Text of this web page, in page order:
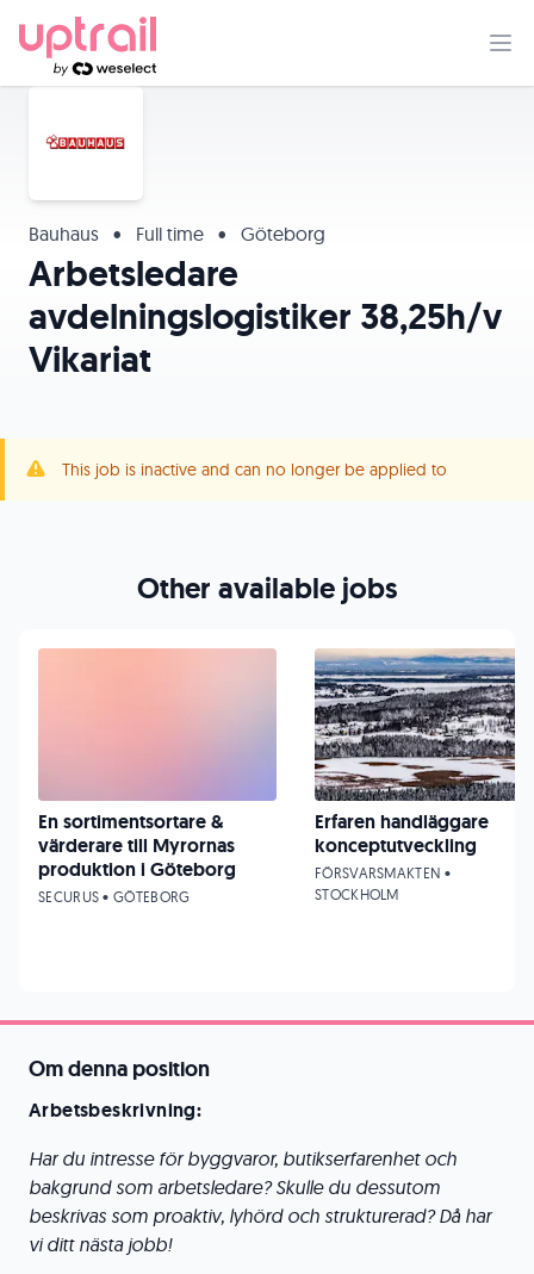
Bauhaus • Full time • Göteborg
Arbetsledare
avdelningslogistiker 38,25h/v
Vikariat
This job is inactive and can no longer be applied to
Om denna position
Arbetsbeskrivning:
Har du intresse för byggvaror, butikserfarenhet och
bakgrund som arbetsledare? Skulle du dessutom
beskrivas som proaktiv, lyhörd och strukturerad? Då har
vi ditt nästa jobb!
Other available jobs
En sortimentsortare &
värderare till Myrornas
produktion i Göteborg
SECURUS • GÖTEBORG
Erfaren handläggare
konceptutveckling
FÖRSVARSMAKTEN •
STOCKHOLM